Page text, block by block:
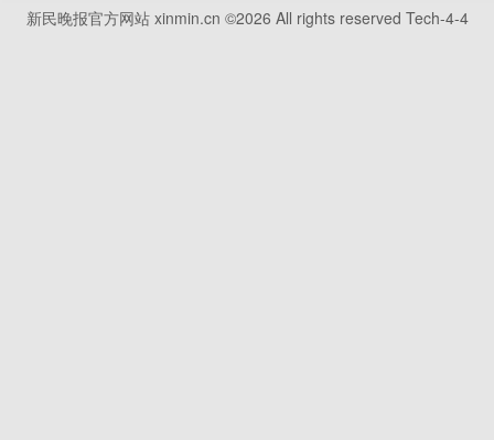
新民晚报官方网站 xinmin.cn ©2026 All rights reserved Tech-4-4